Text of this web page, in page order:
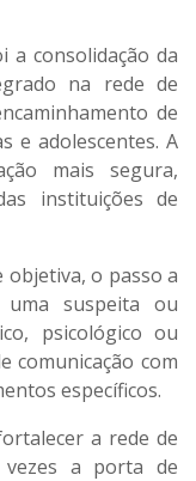
a consolidação da
na rede de
de
e adolescentes. A
mais segura,
instituições de
objetiva, o passo a
suspeita ou
psicológico ou
comunicação com
específicos.
a rede de
vezes a porta de